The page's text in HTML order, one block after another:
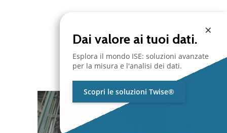
×
Dai valore ai tuoi dati.
Esplora il mondo ISE: soluzioni avanzate
per la misura e l'analisi dei dati.
Scopri le soluzioni Twise®